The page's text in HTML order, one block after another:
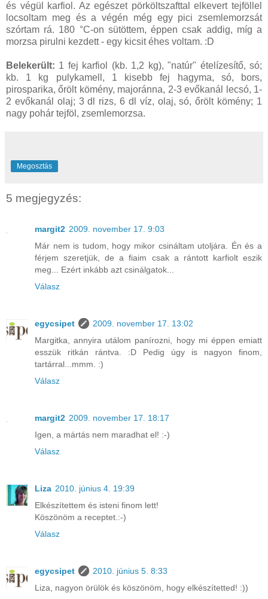
és végül karfiol. Az egészet pörköltszafttal elkevert tejföllel
locsoltam meg és a végén még egy pici zsemlemorzsát
szórtam rá. 180 °C-on sütöttem, éppen csak addig, míg a
morzsa pirulni kezdett - egy kicsit éhes voltam. :D
Belekerült: 1 fej karfiol (kb. 1,2 kg), "natúr" ételízesítő, só;
kb. 1 kg pulykamell, 1 kisebb fej hagyma, só, bors,
pirosparika, őrölt kömény, majoránna, 2-3 evőkanál lecsó, 1-
2 evőkanál olaj; 3 dl rizs, 6 dl víz, olaj, só, őrölt kömény; 1
nagy pohár tejföl, zsemlemorzsa.
Megosztás
5 megjegyzés:
margit2 2009. november 17. 9:03
Már nem is tudom, hogy mikor csináltam utoljára. Én és a
férjem szeretjük, de a fiaim csak a rántott karfiolt eszik
meg... Ezért inkább azt csinálgatok...
Válasz
egycsipet
2009. november 17. 13:02
Margitka, annyira utálom panírozni, hogy mi éppen emiatt
esszük ritkán rántva. :D Pedig úgy is nagyon finom,
tartárral...mmm. :)
Válasz
margit2 2009. november 17. 18:17
Igen, a mártás nem maradhat el! :-)
Válasz
Liza 2010. június 4. 19:39
Elkészítettem és isteni finom lett!
Köszönöm a receptet.:-)
Válasz
egycsipet
2010. június 5. 8:33
Liza, nagyon örülök és köszönöm, hogy elkészítetted! :))